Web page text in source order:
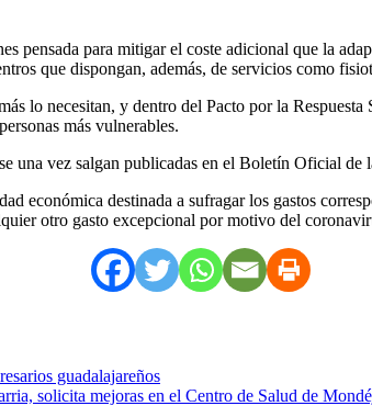
pensada para mitigar el coste adicional que la
que dispongan, además, de servicios como
lo necesitan, y dentro del Pacto por la
más vulnerables.
una vez salgan publicadas en el Boletín Oficial
económica destinada a sufragar los gastos
otro gasto excepcional por motivo del
guadalajareños
solicita mejoras en el Centro de Salud de